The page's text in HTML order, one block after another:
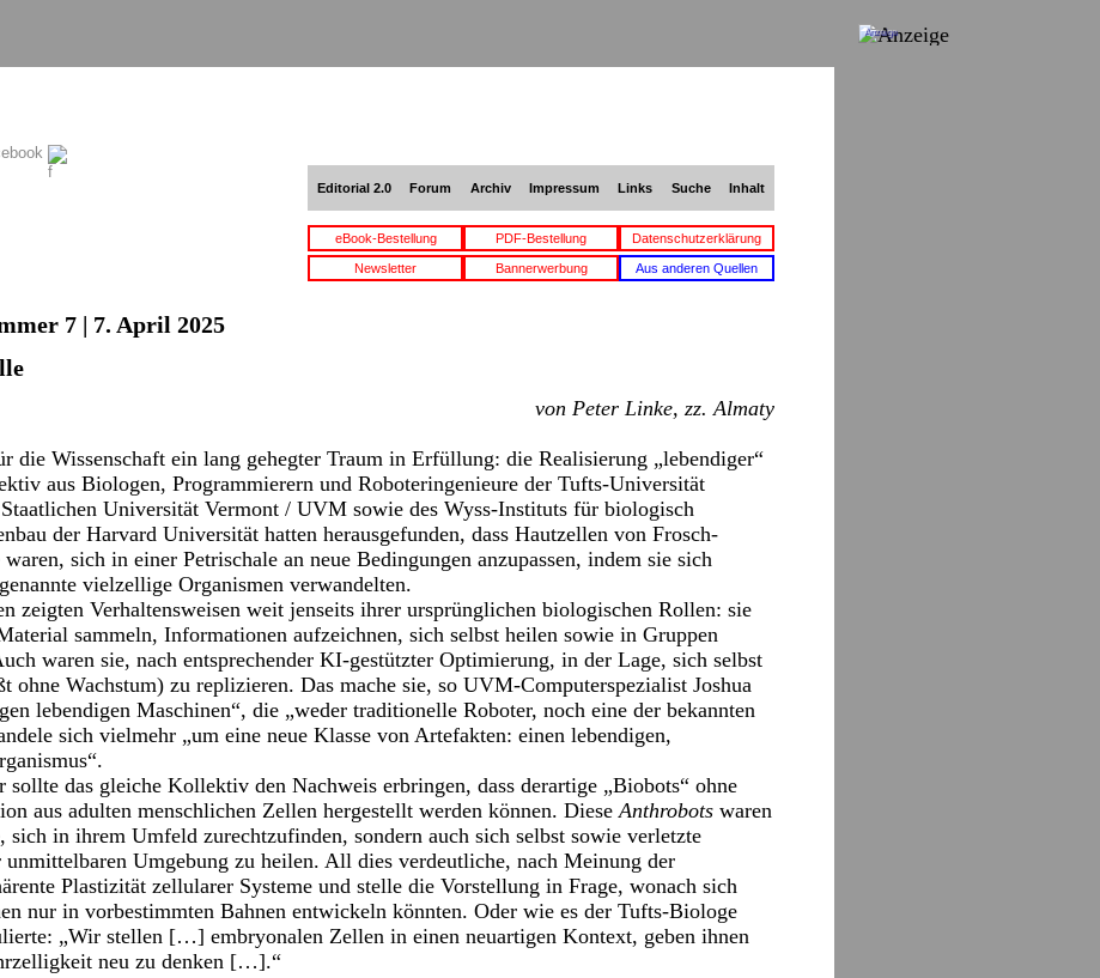
Editorial 2.0 Forum Archiv Impressum Links Suche Inhalt
eBook-Bestellung PDF-Bestellung Datenschutzerklärung
Newsletter Bannerwerbung Aus anderen Quellen
7 | 7. April 2025
von Peter Linke, zz. Almaty
die Wissenschaft ein lang gehegter Traum in Erfüllung: die Realisierung „lebendiger“
aus Biologen, Programmierern und Roboteringenieure der Tufts-Universität
Universität Vermont / UVM sowie des Wyss-Instituts für biologisch
der Harvard Universität hatten herausgefunden, dass Hautzellen von Frosch-
sich in einer Petrischale an neue Bedingungen anzupassen, indem sie sich
genannte vielzellige Organismen verwandelten.
zeigten Verhaltensweisen weit jenseits ihrer ursprünglichen biologischen Rollen: sie
sammeln, Informationen aufzeichnen, sich selbst heilen sowie in Gruppen
waren sie, nach entsprechender KI-gestützter Optimierung, in der Lage, sich selbst
ohne Wachstum) zu replizieren. Das mache sie, so UVM-Computerspezialist Joshua
lebendigen Maschinen“, die „weder traditionelle Roboter, noch eine der bekannten
sich vielmehr „um eine neue Klasse von Artefakten: einen lebendigen,
sollte das gleiche Kollektiv den Nachweis erbringen, dass derartige „Biobots“ ohne
aus adulten menschlichen Zellen hergestellt werden können. DieseAnthrobots waren
sich in ihrem Umfeld zurechtzufinden, sondern auch sich selbst sowie verletzte
Umgebung zu heilen. All dies verdeutliche, nach Meinung der
Plastizität zellularer Systeme und stelle die Vorstellung in Frage, wonach sich
nur in vorbestimmten Bahnen entwickeln könnten. Oder wie es der Tufts-Biologe
„Wir stellen […] embryonalen Zellen in einen neuartigen Kontext, geben ihnen
neu zu denken […].“
Anzeige